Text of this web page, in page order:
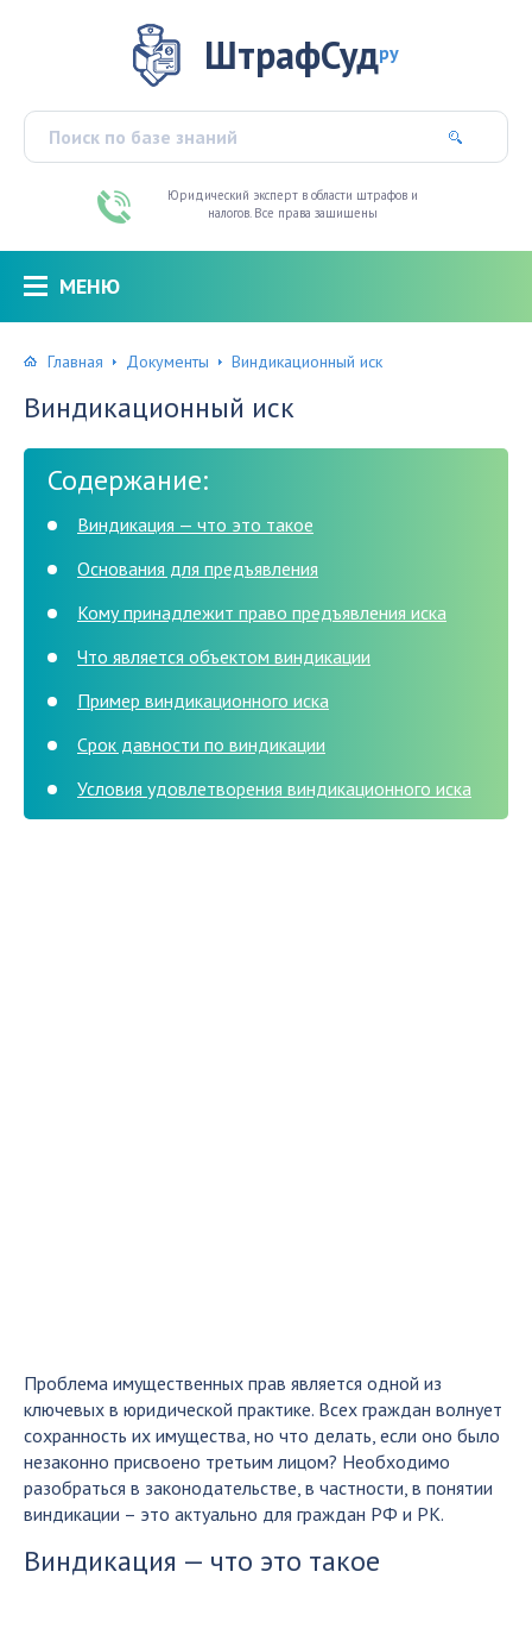
ШтрафСудру
Юридический эксперт в области штрафов и
налогов. Все права защищены
МЕНЮ
Главная Документы Виндикационный иск
Виндикационный иск
Содержание:
Виндикация — что это такое
Основания для предъявления
Кому принадлежит право предъявления иска
Что является объектом виндикации
Пример виндикационного иска
Срок давности по виндикации
Условия удовлетворения виндикационного иска
Проблема имущественных прав является одной из
ключевых в юридической практике. Всех граждан волнует
сохранность их имущества, но что делать, если оно было
незаконно присвоено третьим лицом? Необходимо
разобраться в законодательстве, в частности, в понятии
виндикации – это актуально для граждан РФ и РК.
Виндикация — что это такое